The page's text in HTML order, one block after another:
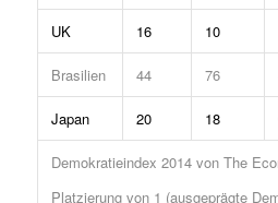
UK 16 10
Brasilien 44 76
Japan 20 18
Demokratieindex 2014 von The
Platzierung von 1 (ausgeprägte